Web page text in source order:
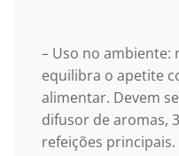
– Uso no ambiente:
equilibra o apetite
alimentar. Devem
difusor de aromas,
refeições principais.